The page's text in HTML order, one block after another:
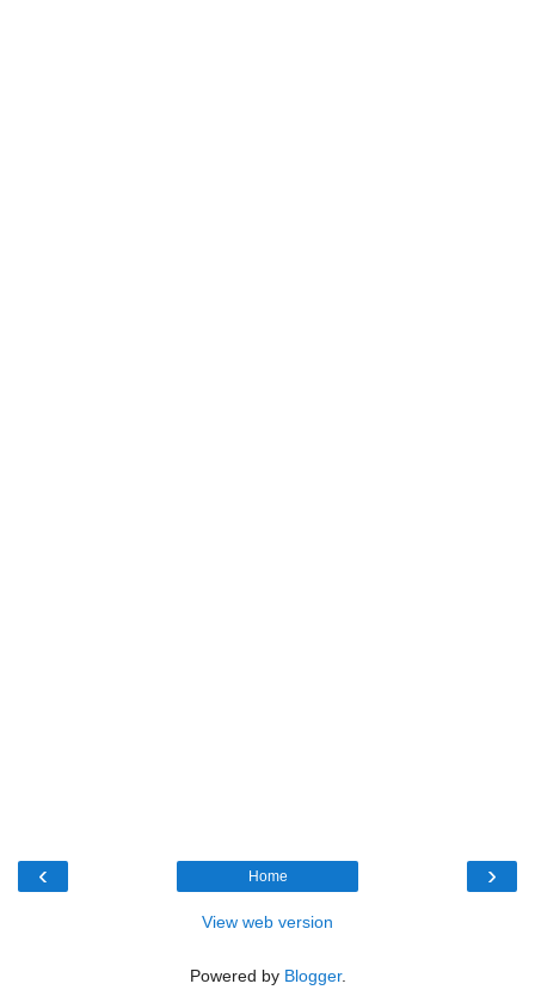
‹ ›
Home
View web version
Powered by Blogger.